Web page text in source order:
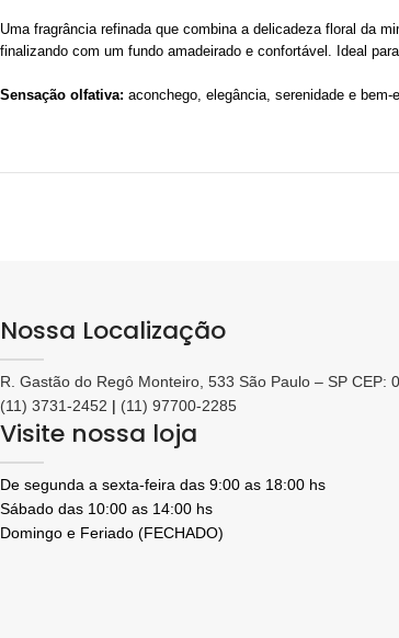
Uma fragrância refinada que combina a delicadeza floral da
finalizando com um fundo amadeirado e confortável. Ideal
Sensação olfativa: aconchego, elegância, serenidade e bem-
Nossa Localização
R. Gastão do Regô Monteiro, 533 São Paulo – SP CEP:
(11) 3731-2452 | (11) 97700-2285
Visite nossa loja
De segunda a sexta-feira das 9:00 as 18:00 hs
Sábado das 10:00 as 14:00 hs
Domingo e Feriado (FECHADO)